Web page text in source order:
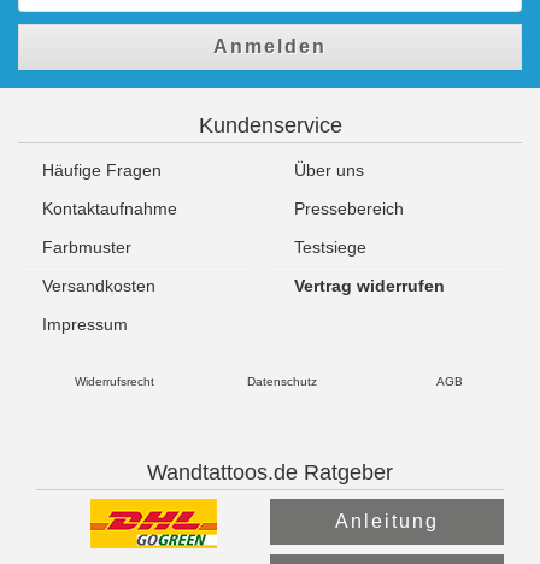
Anmelden
Kundenservice
Häufige Fragen
Über uns
Kontaktaufnahme
Pressebereich
Farbmuster
Testsiege
Versandkosten
Vertrag widerrufen
Impressum
Widerrufsrecht Datenschutz AGB
Wandtattoos.de Ratgeber
Anleitung